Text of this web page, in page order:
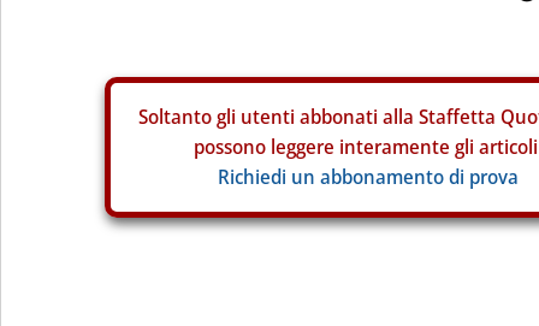
Soltanto gli utenti abbonati alla Staffetta
possono leggere interamente gli
Richiedi un abbonamento di prova